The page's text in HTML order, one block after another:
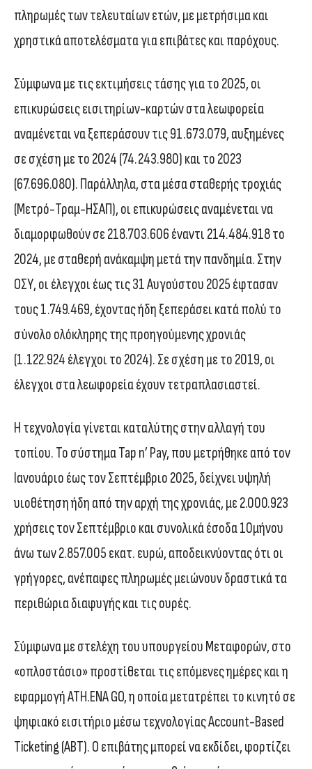
πληρωμές των τελευταίων ετών, με μετρήσιμα και
χρηστικά αποτελέσματα για επιβάτες και παρόχους.
Σύμφωνα με τις εκτιμήσεις τάσης για το 2025, οι
επικυρώσεις εισιτηρίων-καρτών στα λεωφορεία
αναμένεται να ξεπεράσουν τις 91.673.079, αυξημένες
σε σχέση με το 2024 (74.243.980) και το 2023
(67.696.080). Παράλληλα, στα μέσα σταθερής τροχιάς
(Μετρό-Τραμ-ΗΣΑΠ), οι επικυρώσεις αναμένεται να
διαμορφωθούν σε 218.703.606 έναντι 214.484.918 το
2024, με σταθερή ανάκαμψη μετά την πανδημία. Στην
ΟΣΥ, οι έλεγχοι έως τις 31 Αυγούστου 2025 έφτασαν
τους 1.749.469, έχοντας ήδη ξεπεράσει κατά πολύ το
σύνολο ολόκληρης της προηγούμενης χρονιάς
(1.122.924 έλεγχοι το 2024). Σε σχέση με το 2019, οι
έλεγχοι στα λεωφορεία έχουν τετραπλασιαστεί.
Η τεχνολογία γίνεται καταλύτης στην αλλαγή του
τοπίου. Το σύστημα Tap n’ Pay, που μετρήθηκε από τον
Ιανουάριο έως τον Σεπτέμβριο 2025, δείχνει υψηλή
υιοθέτηση ήδη από την αρχή της χρονιάς, με 2.000.923
χρήσεις τον Σεπτέμβριο και συνολικά έσοδα 10μήνου
άνω των 2.857.005 εκατ. ευρώ, αποδεικνύοντας ότι οι
γρήγορες, ανέπαφες πληρωμές μειώνουν δραστικά τα
περιθώρια διαφυγής και τις ουρές.
Σύμφωνα με στελέχη του υπουργείου Μεταφορών, στο
«οπλοστάσιο» προστίθεται τις επόμενες ημέρες και η
εφαρμογή ATH.ENA GO, η οποία μετατρέπει το κινητό σε
ψηφιακό εισιτήριο μέσω τεχνολογίας Account-Based
Ticketing (ABT). Ο επιβάτης μπορεί να εκδίδει, φορτίζει